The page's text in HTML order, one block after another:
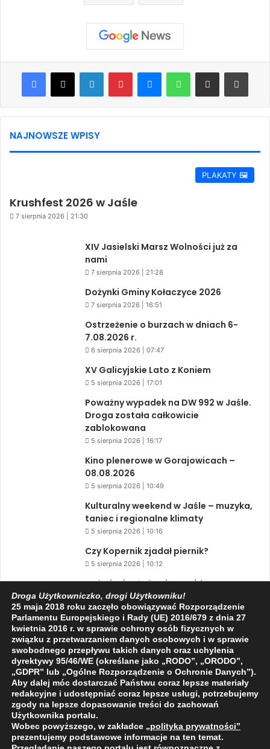
Facebook
X LinkedInPinterestMessengerWhatsAppShare via Email Print
NAJNOWSZE WPISY
PLAKATY 🖼️
Krushfest 2026 w Jaśle
7 sierpnia 2026 | 21:30
XIV Jasielski Marsz Wolności już za
nami
7 sierpnia 2026 | 21:28
Dożynki Gminy Kołaczyce 2026
7 sierpnia 2026 | 16:51
Ostrzeżenie o burzach w dniach 6-
7.08.2026 r.
6 sierpnia 2026 | 07:47
XV Galicyjskie Lato z Koniem
5 sierpnia 2026 | 17:01
Poważny wypadek na DW 992 w Jaśle.
Droga została całkowicie
zablokowana
5 sierpnia 2026 | 16:17
Kino plenerowe w Gorajowicach –
08.08.2026
5 sierpnia 2026 | 10:49
Kulturalny weekend w Jaśle – muzyka,
taniec i regionalne klimaty
5 sierpnia 2026 | 10:16
Czy Kopernik zjadał piernik?
5 sierpnia 2026 | 10:12
Zaćmienie Słońca i Perseidy. Dwa
niesamowite zjawiska astronomiczne
w ciągu jednego dnia!
3 sierpnia 2026 | 15:39
Facebook
X YouTube
2009 - 2026 © Wszelkie prawa zastrzeżone
Droga Użytkowniczko, drogi Użytkowniku!
25 maja 2018 roku zaczęło obowiązywać Rozporządzenie
Parlamentu Europejskiego i Rady (UE) 2016/679 z dnia 27
kwietnia 2016 r. w sprawie ochrony osób fizycznych w
związku z przetwarzaniem danych osobowych i w sprawie
swobodnego przepływu takich danych oraz uchylenia
dyrektywy 95/46/WE (określane jako „RODO”, „ORODO”,
„GDPR” lub „Ogólne Rozporządzenie o Ochronie Danych”).
Aby dalej móc dostarczać Państwu coraz lepsze materiały
redakcyjne i udostępniać coraz lepsze usługi, potrzebujemy
zgody na lepsze dopasowanie treści do zachowań
Użytkownika portalu.
Wobec powyższego, w zakładce „polityka prywatności”
prezentujemy podstawowe informacje na ten temat.